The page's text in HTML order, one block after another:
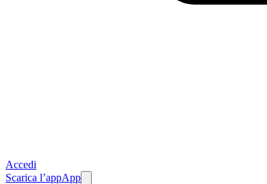
Accedi
Scarica l’appApp